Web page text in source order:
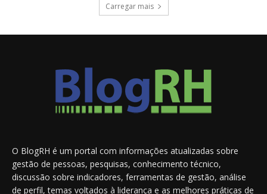
Carregar mais
O BlogRH é um portal com informações atualizadas sobre
gestão de pessoas, pesquisas, conhecimento técnico,
discussão sobre indicadores, ferramentas de gestão, análise
de perfil, temas voltados à liderança e as melhores práticas de